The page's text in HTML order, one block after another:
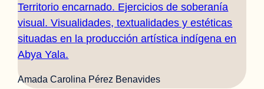
Territorio encarnado. Ejercicios de soberanía
visual. Visualidades, textualidades y estéticas
situadas en la producción artística indígena en
Abya Yala.
Amada Carolina Pérez Benavides